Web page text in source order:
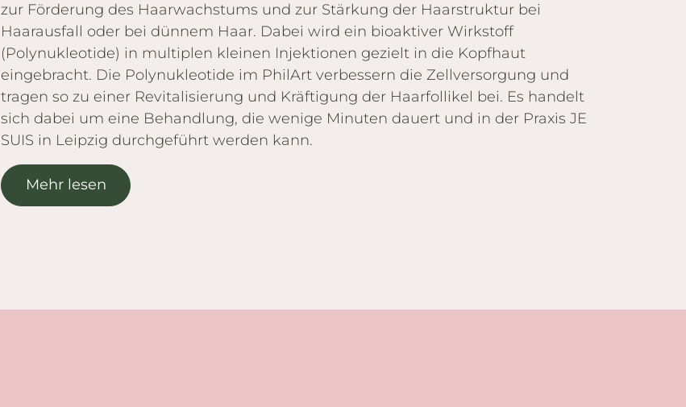
zur Förderung des Haarwachstums und zur Stärkung der Haarstruktur bei
Haarausfall oder bei dünnem Haar. Dabei wird ein bioaktiver Wirkstoff
(Polynukleotide) in multiplen kleinen Injektionen gezielt in die Kopfhaut
eingebracht. Die Polynukleotide im PhilArt verbessern die Zellversorgung und
tragen so zu einer Revitalisierung und Kräftigung der Haarfollikel bei. Es handelt
sich dabei um eine Behandlung, die wenige Minuten dauert und in der Praxis JE
SUIS in Leipzig durchgeführt werden kann.
Mehr lesen